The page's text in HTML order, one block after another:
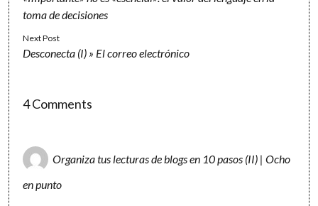
toma de decisiones
Next Post
Desconecta (I) » El correo electrónico
4 Comments
Organiza tus lecturas de blogs en 10 pasos (II) | Ocho
en punto